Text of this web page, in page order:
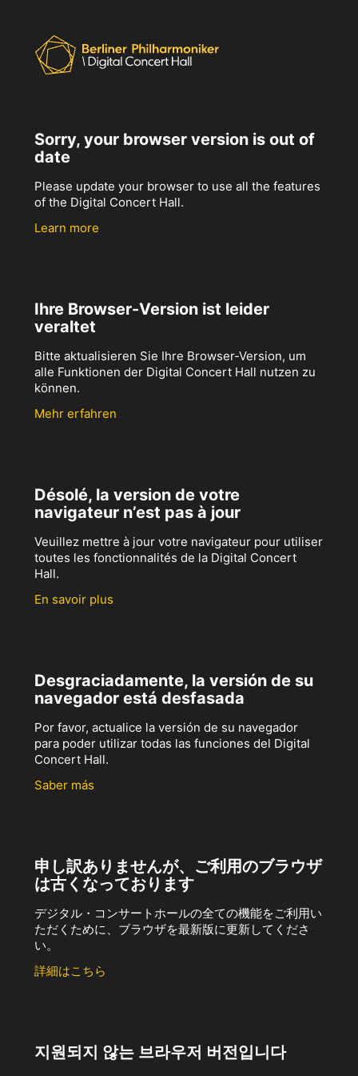
Sorry, your browser version is out of
date
Please update your browser to use all the features
of the Digital Concert Hall.
Learn more
Ihre Browser-Version ist leider
veraltet
Bitte aktualisieren Sie Ihre Browser-Version, um
alle Funktionen der Digital Concert Hall nutzen zu
können.
Mehr erfahren
Désolé, la version de votre
navigateur n’est pas à jour
Veuillez mettre à jour votre navigateur pour utiliser
toutes les fonctionnalités de la Digital Concert
Hall.
En savoir plus
Desgraciadamente, la versión de su
navegador está desfasada
Por favor, actualice la versión de su navegador
para poder utilizar todas las funciones del Digital
Concert Hall.
Saber más
申し訳ありませんが、ご利用のブラウザ
は古くなっております
デジタル・コンサートホールの全ての機能をご利用い
ただくために、ブラウザを最新版に更新してくださ
い。
詳細はこちら
지원되지 않는 브라우저 버전입니다